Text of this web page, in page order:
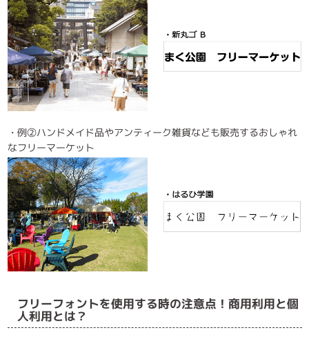
・例②ハンドメイド品やアンティーク雑貨なども販売するおしゃれ
なフリーマーケット
フリーフォントを使用する時の注意点！商用利用と個
人利用とは？